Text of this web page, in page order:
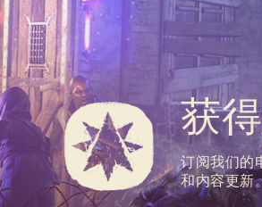
获
订阅我们的
和内容更新